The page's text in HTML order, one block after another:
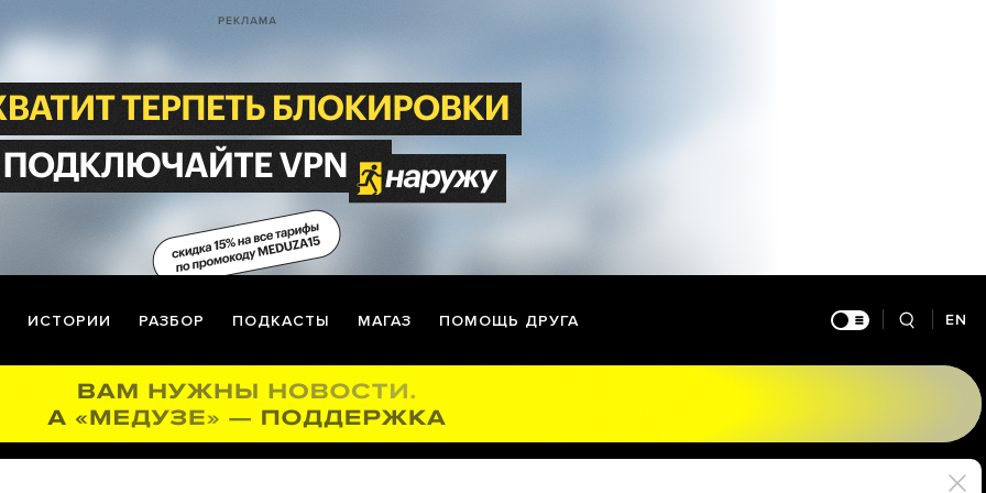
ИСТОРИИ РАЗБОР ПОДКАСТЫ МАГАЗ ПОМОЩЬ ДРУГА EN